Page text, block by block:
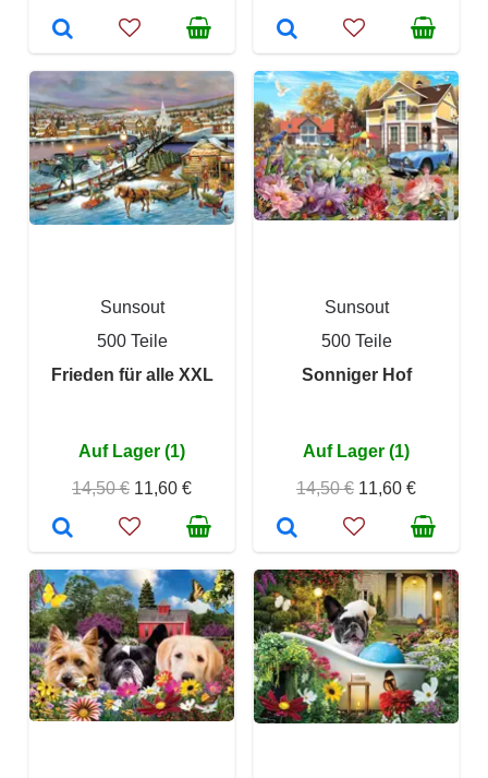
Sunsout
500 Teile
Frieden für alle XXL
Auf Lager (1)
14,50 € 11,60 €
Sunsout
500 Teile
Sonniger Hof
Auf Lager (1)
14,50 € 11,60 €